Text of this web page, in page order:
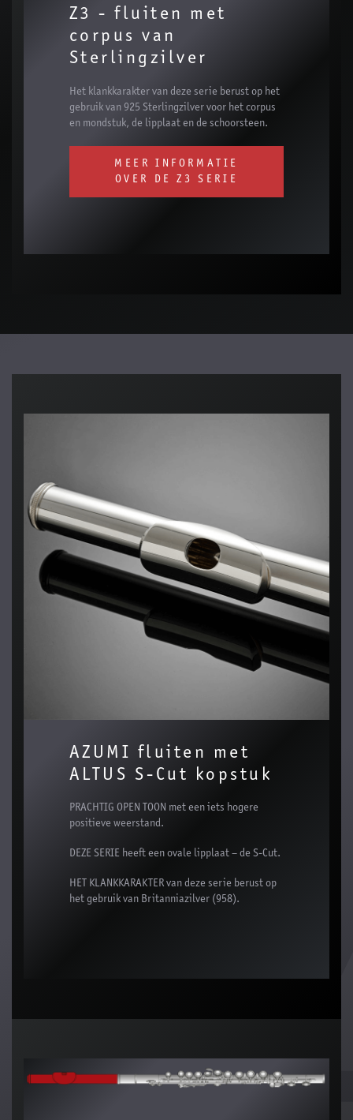
Z3 - fluiten met
corpus van
Sterlingzilver
Het klankkarakter van deze serie berust op het
gebruik van 925 Sterlingzilver voor het corpus
en mondstuk, de lipplaat en de schoorsteen.
MEER INFORMATIE
OVER DE Z3 SERIE
AZUMI fluiten met
ALTUS S-Cut kopstuk
PRACHTIG OPEN TOON met een iets hogere
positieve weerstand.
DEZE SERIE heeft een ovale lipplaat – de S-Cut.
HET KLANKKARAKTER van deze serie berust op
het gebruik van Britanniazilver (958).